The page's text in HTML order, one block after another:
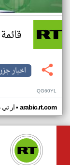
اخبار
QG60YL
ار• arabic.rt.com